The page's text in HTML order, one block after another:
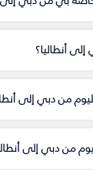
أنطاليا؟
من دبي إلى
من دبي إلى